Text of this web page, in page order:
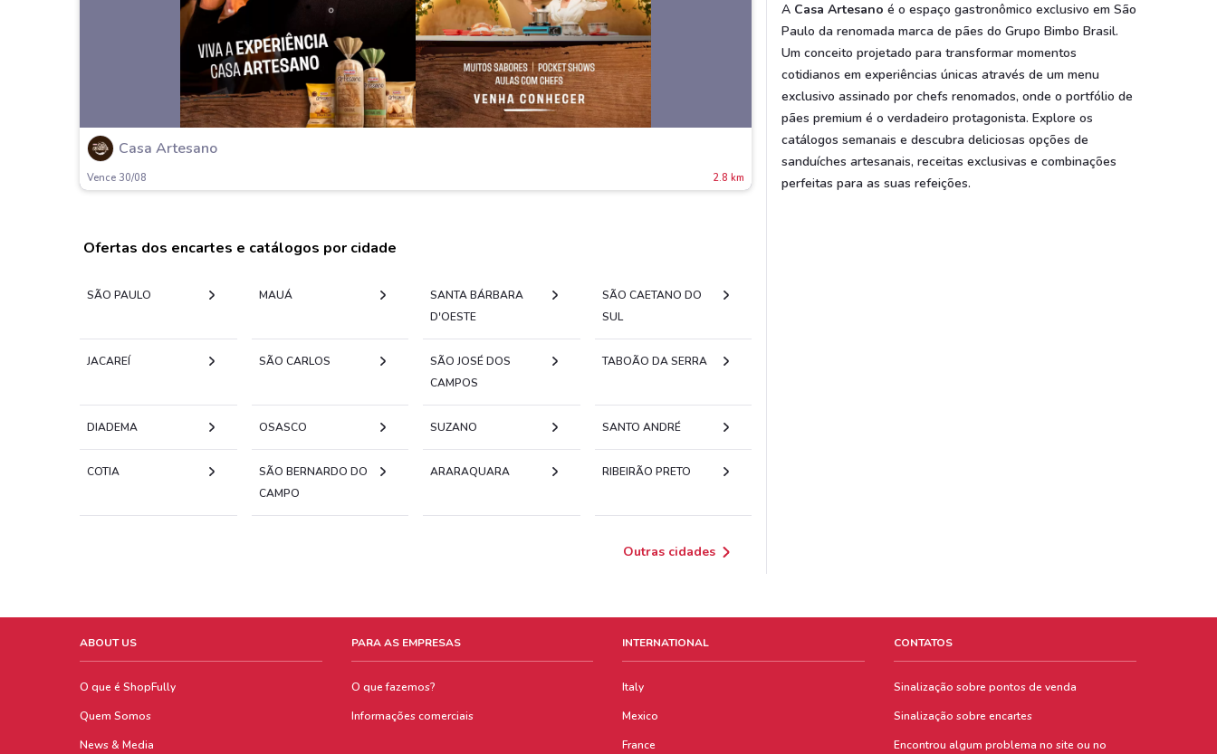
Casa Artesano
Vence 30/08 2.8 km
Ofertas dos encartes e catálogos por cidade
SÃO PAULO MAUÁ
SANTA BÁRBARA
D'OESTE
SÃO CAETANO DO
SUL
JACAREÍ SÃO CARLOS
SÃO JOSÉ DOS
CAMPOS
TABOÃO DA SERRA
DIADEMA OSASCO SUZANO SANTO ANDRÉ
COTIA
SÃO BERNARDO DO
CAMPO
ARARAQUARA RIBEIRÃO PRETO
Outras cidades
A Casa Artesano é o espaço gastronômico exclusivo em São
Paulo da renomada marca de pães do Grupo Bimbo Brasil.
Um conceito projetado para transformar momentos
cotidianos em experiências únicas através de um menu
exclusivo assinado por chefs renomados, onde o portfólio de
pães premium é o verdadeiro protagonista. Explore os
catálogos semanais e descubra deliciosas opções de
sanduíches artesanais, receitas exclusivas e combinações
perfeitas para as suas refeições.
ABOUT US
O que é ShopFully
Quem Somos
News & Media
PARA AS EMPRESAS
O que fazemos?
Informações comerciais
INTERNATIONAL
Italy
Mexico
France
CONTATOS
Sinalização sobre pontos de venda
Sinalização sobre encartes
Encontrou algum problema no site ou no